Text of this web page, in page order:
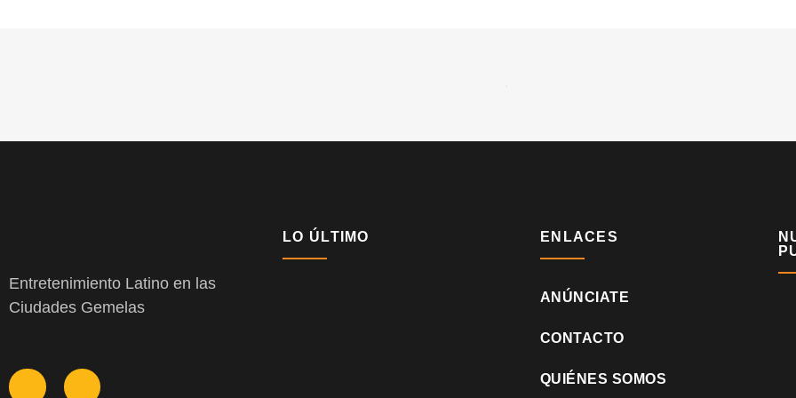
Entretenimiento Latino en las
Ciudades Gemelas
LO ÚLTIMO ENLACES
ANÚNCIATE
CONTACTO
QUIÉNES SOMOS